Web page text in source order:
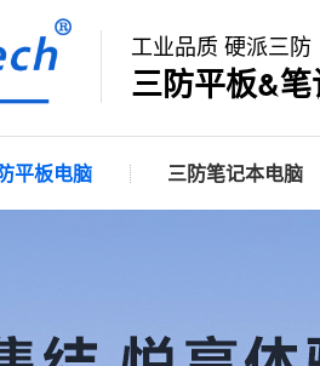
工业品质 硬派三防
三防平板&
平板电脑 三防笔记本电脑